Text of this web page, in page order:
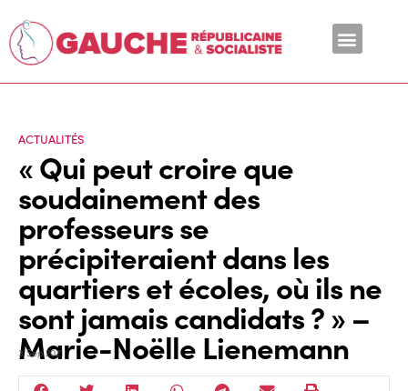
ACTUALITÉS
« Qui peut croire que
soudainement des
professeurs se
précipiteraient dans les
quartiers et écoles, où ils ne
sont jamais candidats ? » –
Marie-Noëlle Lienemann
3 Sep 2021